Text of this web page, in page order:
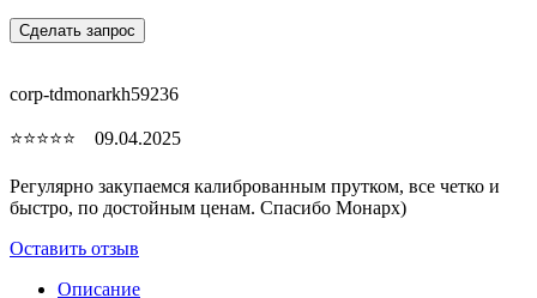
Сделать запрос
corp-tdmonarkh59236
⭐⭐⭐⭐⭐ 09.04.2025
Регулярно закупаемся калиброванным прутком, все четко и
быстро, по достойным ценам. Спасибо Монарх)
Оставить отзыв
Описание